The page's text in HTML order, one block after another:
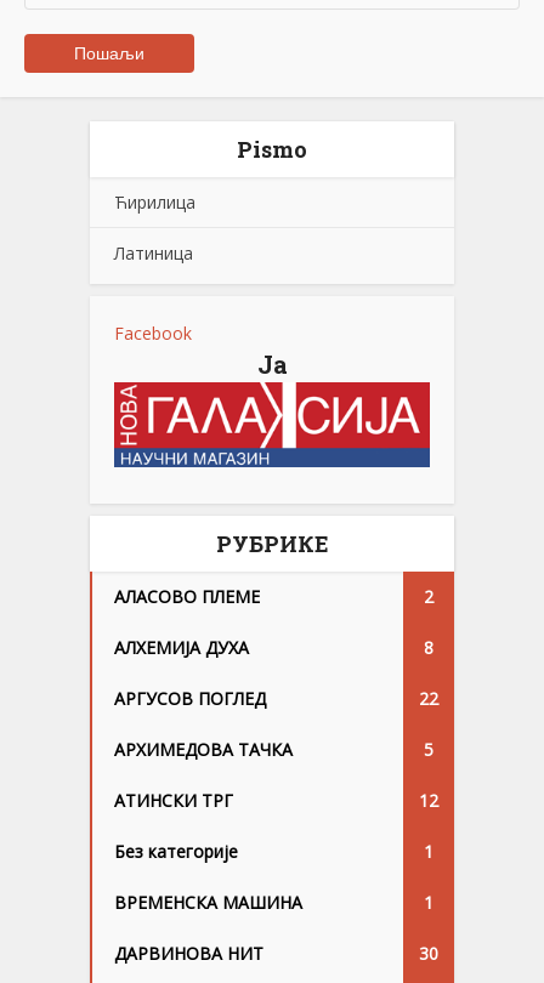
Pismo
Ћирилица
Латиница
Facebook
Ја
РУБРИКЕ
АЛАСОВО ПЛЕМЕ 2
АЛХЕМИЈА ДУХА 8
АРГУСОВ ПОГЛЕД 22
АРХИМЕДОВА ТАЧКА 5
АТИНСКИ ТРГ 12
Без категорије 1
ВРЕМЕНСКА МАШИНА 1
ДАРВИНОВА НИТ 30